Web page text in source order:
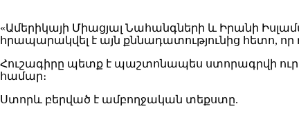
«Ամերիկայի Միացյալ Նահանգների և Իրանի
հրապարակվել է այն քննադատությունից հետո,
Հուշագիրը պետք է պաշտոնապես ստորագրվի
համար։
Ստորև բերված է ամբողջական տեքստը.